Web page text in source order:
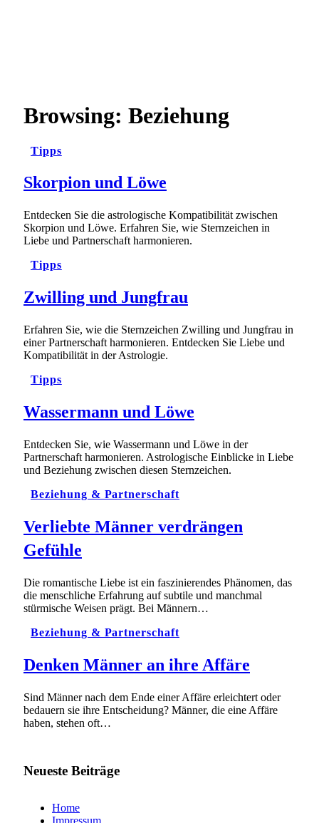
Browsing: Beziehung
Tipps
Skorpion und Löwe
Entdecken Sie die astrologische Kompatibilität zwischen
Skorpion und Löwe. Erfahren Sie, wie Sternzeichen in
Liebe und Partnerschaft harmonieren.
Tipps
Zwilling und Jungfrau
Erfahren Sie, wie die Sternzeichen Zwilling und Jungfrau in
einer Partnerschaft harmonieren. Entdecken Sie Liebe und
Kompatibilität in der Astrologie.
Tipps
Wassermann und Löwe
Entdecken Sie, wie Wassermann und Löwe in der
Partnerschaft harmonieren. Astrologische Einblicke in Liebe
und Beziehung zwischen diesen Sternzeichen.
Beziehung & Partnerschaft
Verliebte Männer verdrängen
Gefühle
Die romantische Liebe ist ein faszinierendes Phänomen, das
die menschliche Erfahrung auf subtile und manchmal
stürmische Weisen prägt. Bei Männern…
Beziehung & Partnerschaft
Denken Männer an ihre Affäre
Sind Männer nach dem Ende einer Affäre erleichtert oder
bedauern sie ihre Entscheidung? Männer, die eine Affäre
haben, stehen oft…
Neueste Beiträge
Home
Impressum